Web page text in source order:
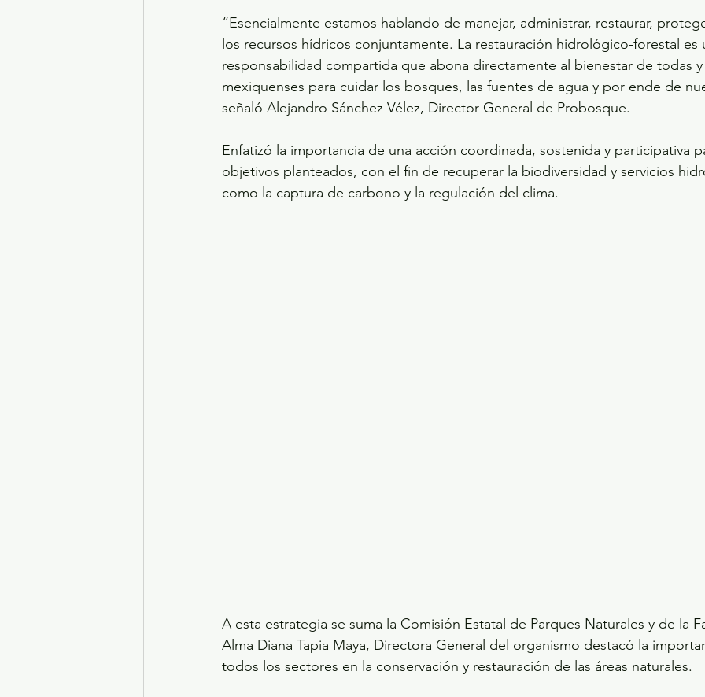
“Esencialmente estamos hablando de manejar, administrar, restaurar,
los recursos hídricos conjuntamente. La restauración hidrológico-forestal es
responsabilidad compartida que abona directamente al bienestar de todas
mexiquenses para cuidar los bosques, las fuentes de agua y por ende de
señaló Alejandro Sánchez Vélez, Director General de Probosque.
Enfatizó la importancia de una acción coordinada, sostenida y participativa
objetivos planteados, con el fin de recuperar la biodiversidad y servicios
como la captura de carbono y la regulación del clima.
A esta estrategia se suma la Comisión Estatal de Parques Naturales y de la
Alma Diana Tapia Maya, Directora General del organismo destacó la
todos los sectores en la conservación y restauración de las áreas naturales.